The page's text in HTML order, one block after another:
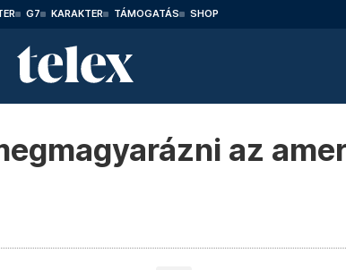
G7 KARAKTER TÁMOGATÁS SHOP
az